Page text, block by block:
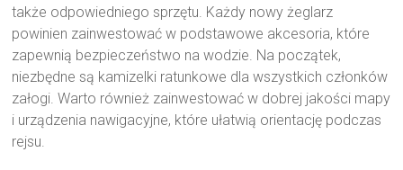
także odpowiedniego sprzętu. Każdy nowy żeglarz
powinien zainwestować w podstawowe akcesoria, które
zapewnią bezpieczeństwo na wodzie. Na początek,
niezbędne są kamizelki ratunkowe dla wszystkich członków
załogi. Warto również zainwestować w dobrej jakości mapy
i urządzenia nawigacyjne, które ułatwią orientację podczas
rejsu.